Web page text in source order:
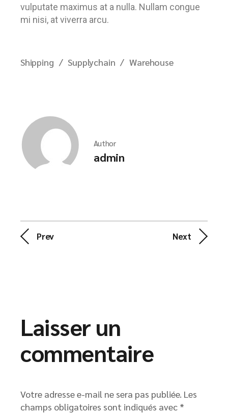
vulputate maximus at a nulla. Nullam congue
mi nisi, at viverra arcu.
Shipping Supplychain Warehouse
Author
admin
Prev Next
Laisser un
commentaire
Votre adresse e-mail ne sera pas publiée. Les
champs obligatoires sont indiqués avec *